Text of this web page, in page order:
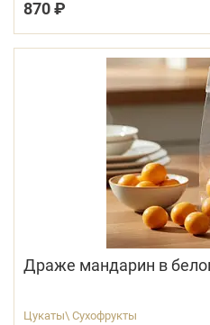
870 ₽
Драже мандарин в
Цукаты\ Сухофрукты